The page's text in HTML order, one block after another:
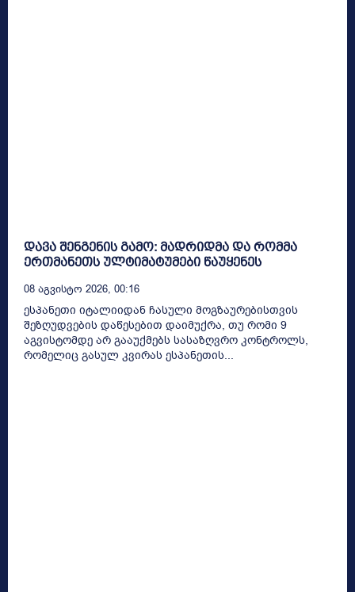
დავა შენგენის გამო: მადრიდმა და რომმა
ერთმანეთს ულტიმატუმები წაუყენეს
08 Აგვისტო 2026, 00:16
ესპანეთი იტალიიდან ჩასული მოგზაურებისთვის
შეზღუდვების დაწესებით დაიმუქრა, თუ რომი 9
აგვისტომდე არ გააუქმებს სასაზღვრო კონტროლს,
რომელიც გასულ კვირას ესპანეთის...